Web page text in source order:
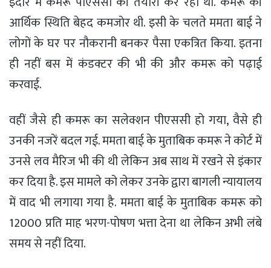
आर्थिक स्थिति बेहद कमजोर थी. इसी के चलते ममता बाई ने
लोगों के घर पर नौकरानी बनकर पैसा एकत्रित किया. इतना
ही नहीं बस में कंडक्टर की भी की और कमरू को पढ़ाई
करवाई.
वहीं जैसे ही कमरू का सलेक्शन पीएससी हो गया, वैसे ही
उनकी नजरें बदल गई. ममता बाई के मुताबिक कमरू ने कोर्ट में
उनसे लव मैरिज भी की थी लेकिन अब साथ में रखने से इंकार
कर दिया है. इस मामले को लेकर उनके द्वारा बागली न्यायालय
में वाद भी लगाया गया है. ममता बाई के मुताबिक कमरू को
12000 प्रति माह भरण-पोषण भत्ता देना था लेकिन अभी लंबे
समय से नहीं दिया.